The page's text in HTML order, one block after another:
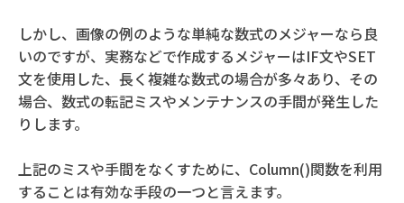
しかし、画像の例のような単純な数式のメジャーなら良
いのですが、実務などで作成するメジャーはIF文やSET
文を使用した、長く複雑な数式の場合が多々あり、その
場合、数式の転記ミスやメンテナンスの手間が発生した
りします。
上記のミスや手間をなくすために、Column()関数を利用
することは有効な手段の一つと言えます。